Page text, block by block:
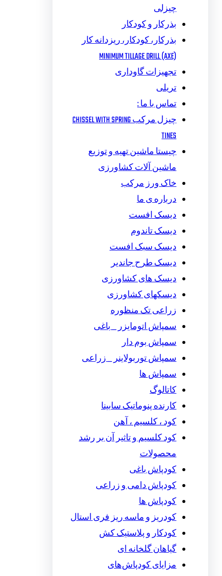
چیزلی
بذرکار و کودکار
بذرکار، کودکار، ریزدانه کار
MINIMUM TILLAGE DRILL (AXE)
تجهیزات گاوداری
تریلی
تماس با ما :
چیزل مرکب CHISSEL WITH SPRING
TINES
چیستا ماشین تهیه و توزیع
ماشین آلات کشاورزی
خاک ورز مرکب
درباره ی ما
دیسک افست
دیسک تاندوم
دیسک سبک افست
دیسک طرح جاندیر
دیسک های کشاورزی
دیسکهای کشاورزی
زراعی تک منظوره
سمپاش اتومایزر _ باغی
سمپاش بوم دار
سمپاش توربولاینر _ زراعی
سمپاش ها
کاتالوگ
کارنده پنوماتیک سابینا
کود ، کلسیم ، آهن
کود کلسیم و تاثیر آن بر رشد
محصولات
کودپاش باغی
کودپاش دامی و زراعی
کودپاش ها
کودریز و ماسه ریز فری استال
کودکار و پلاستیک کش
گیاهان گلخانه ای
مزایای کودپاش‌های